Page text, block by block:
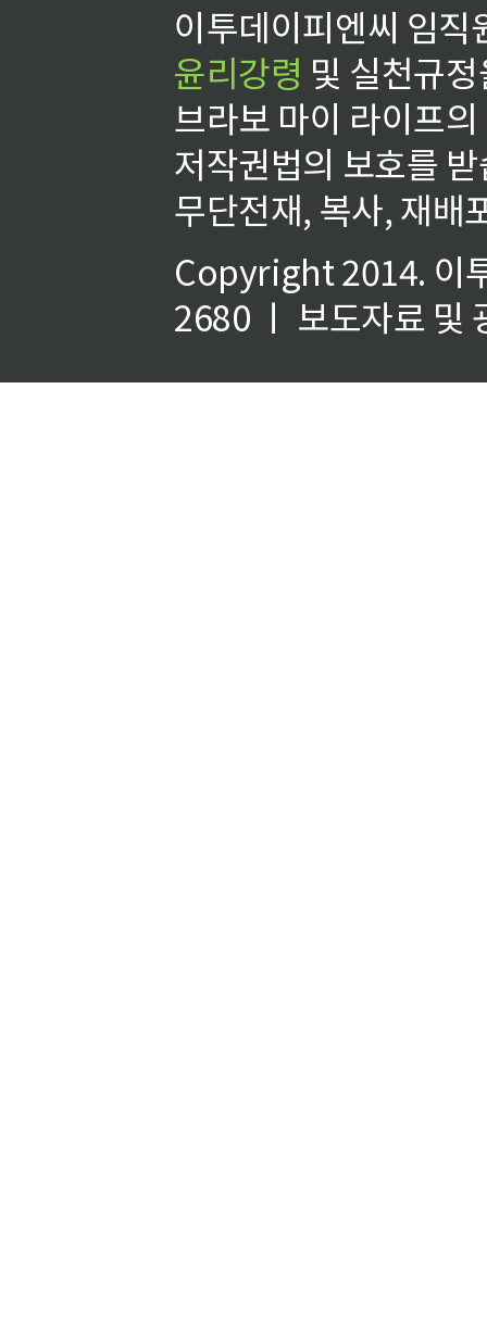
이투데이피엔씨 임
윤리강령 및 실천규
브라보 마이 라이프
저작권법의 보호를
무단전재, 복사, 재배
Copyright 2014. 이
2680 ㅣ 보도자료